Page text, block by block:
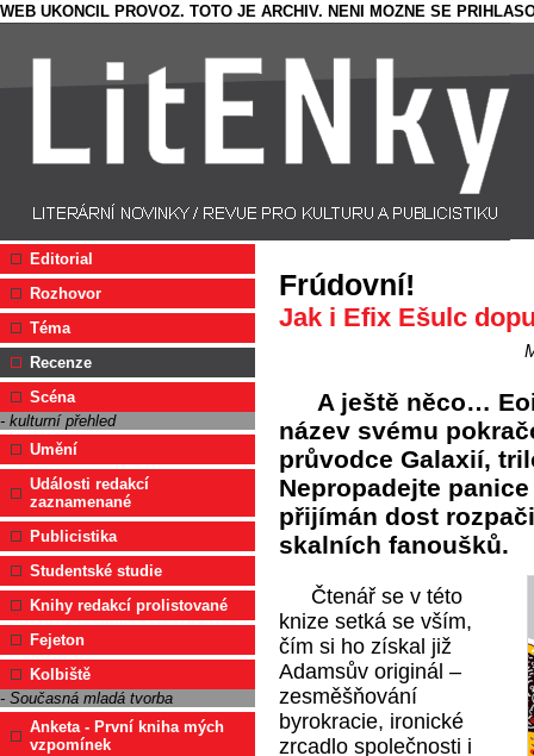
WEB UKONCIL PROVOZ. TOTO JE ARCHIV. NENI MOZNE SE
Editorial
Rozhovor
Téma
Recenze
Scéna
- kulturní přehled
Umění
Události redakcí
zaznamenané
Publicistika
Studentské studie
Knihy redakcí prolistované
Fejeton
Kolbiště
- Současná mladá tvorba
Anketa - První kniha mých
vzpomínek
Frúdovní!
Jak i Efix Ešulc
A ještě něco…
název svému
průvodce Galaxií,
Nepropadejte
přijímán dost
skalních fanoušků.
Čtenář se v této
knize setká se vším,
čím si ho získal již
Adamsův originál –
zesměšňování
byrokracie, ironické
zrcadlo společnosti i